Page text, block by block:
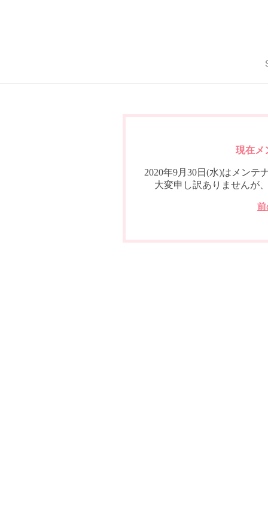
現在メ
2020年9月30日(水)はメンテ
大変申し訳ありませんが
前